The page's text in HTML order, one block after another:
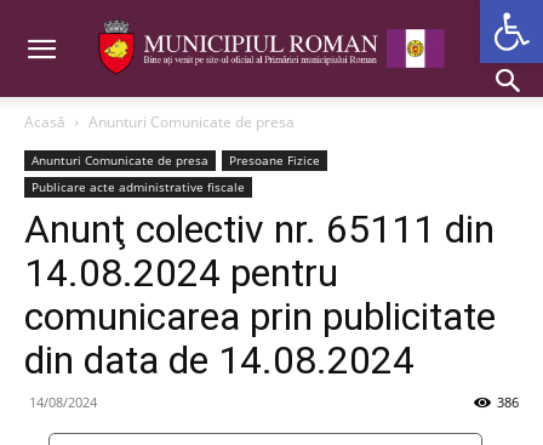
Acasă Anunturi Comunicate de presa
Anunturi Comunicate de presa
Presoane Fizice
Publicare acte administrative fiscale
Anunţ colectiv nr. 65111 din
14.08.2024 pentru
comunicarea prin publicitate
din data de 14.08.2024
14/08/2024 386